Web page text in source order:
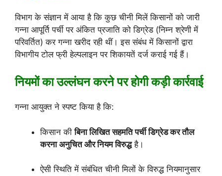
विभाग के संज्ञान में आया है कि कुछ चीनी मिलें किसानों को जारी
गन्ना आपूर्ति पर्ची पर अंकित प्रजाति को डिग्रेड (निम्न श्रेणी में
परिवर्तित) कर गन्ना खरीद रही थीं। इस संबंध में किसानों द्वारा
विभागीय टोल फ्री हेल्पलाइन पर शिकायतें दर्ज कराई गई हैं।
नियमों का उल्लंघन करने पर होगी कड़ी कार्रवाई
गन्ना आयुक्त ने स्पष्ट किया है कि:
किसान कीबिना लिखित सहमति पर्ची डिग्रेड कर तौल
करना अनुचित और नियम विरुद्धहै।
ऐसी स्थिति में संबंधित चीनी मिलों के विरुद्ध नियमानुसार